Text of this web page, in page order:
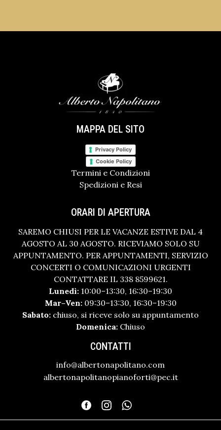
MAPPA DEL SITO
Privacy Policy
Cookie Policy
Termini e Condizioni
Spedizioni e Resi
ORARI DI APERTURA
SAREMO CHIUSI PER LE VACANZE ESTIVE DAL 4
AGOSTO AL 30 AGOSTO. RICEVIAMO SOLO SU
APPUNTAMENTO. PER APPUNTAMENTI, SERVIZIO
CONCERTI O COMUNICAZIONI URGENTI
CONTATTARE IL 338 8599621.
Lunedì: 10:00–13:30, 16:30–19:30
Mar–Ven:09:30–13:30, 16:30–19:30
Sabato: chiuso, si riceve solo su appuntamento
Domenica: Chiuso
CONTATTI
info@albertonapolitano.com
albertonapolitanopianoforti@pec.it